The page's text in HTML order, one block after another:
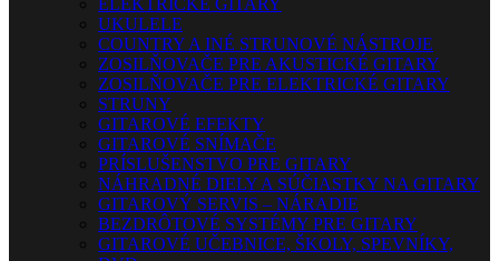
ELEKTRICKÉ GITARY
UKULELE
COUNTRY A INÉ STRUNOVÉ NÁSTROJE
ZOSILŇOVAČE PRE AKUSTICKÉ GITARY
ZOSILŇOVAČE PRE ELEKTRICKÉ GITARY
STRUNY
GITAROVÉ EFEKTY
GITAROVÉ SNÍMAČE
PRÍSLUŠENSTVO PRE GITARY
NÁHRADNÉ DIELY A SÚČIASTKY NA GITARY
GITAROVÝ SERVIS – NÁRADIE
BEZDRÔTOVÉ SYSTÉMY PRE GITARY
GITAROVÉ UČEBNICE, ŠKOLY, SPEVNÍKY,